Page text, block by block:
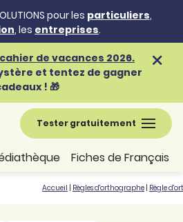
pour les particuliers,
, les entreprises.
de vacances 2026.
et tentez de gagner
! 🎁
Tester gratuitement
Fiches de Français
Accueil Règles d'orthographe Règle